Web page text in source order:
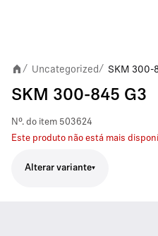
/ Uncategorized/ SKM 300-
SKM 300-845 G3
Nº. do item 503624
Este produto não está mais
Alterar variante